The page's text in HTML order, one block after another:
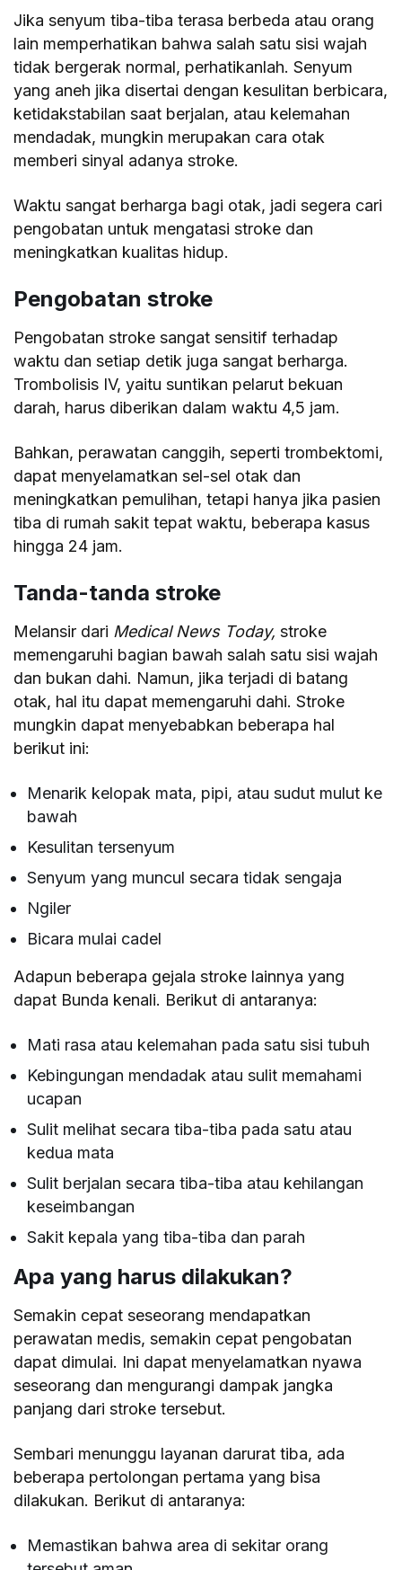
Jika senyum tiba-tiba terasa berbeda atau orang
lain memperhatikan bahwa salah satu sisi wajah
tidak bergerak normal, perhatikanlah. Senyum
yang aneh jika disertai dengan kesulitan berbicara,
ketidakstabilan saat berjalan, atau kelemahan
mendadak, mungkin merupakan cara otak
memberi sinyal adanya stroke.
Waktu sangat berharga bagi otak, jadi segera cari
pengobatan untuk mengatasi stroke dan
meningkatkan kualitas hidup.
Pengobatan stroke
Pengobatan stroke sangat sensitif terhadap
waktu dan setiap detik juga sangat berharga.
Trombolisis IV, yaitu suntikan pelarut bekuan
darah, harus diberikan dalam waktu 4,5 jam.
Bahkan, perawatan canggih, seperti trombektomi,
dapat menyelamatkan sel-sel otak dan
meningkatkan pemulihan, tetapi hanya jika pasien
tiba di rumah sakit tepat waktu, beberapa kasus
hingga 24 jam.
Tanda-tanda stroke
Melansir dari Medical News Today, stroke
memengaruhi bagian bawah salah satu sisi wajah
dan bukan dahi. Namun, jika terjadi di batang
otak, hal itu dapat memengaruhi dahi. Stroke
mungkin dapat menyebabkan beberapa hal
berikut ini:
Menarik kelopak mata, pipi, atau sudut mulut ke
bawah
Kesulitan tersenyum
Senyum yang muncul secara tidak sengaja
Ngiler
Bicara mulai cadel
Adapun beberapa gejala stroke lainnya yang
dapat Bunda kenali. Berikut di antaranya:
Mati rasa atau kelemahan pada satu sisi tubuh
Kebingungan mendadak atau sulit memahami
ucapan
Sulit melihat secara tiba-tiba pada satu atau
kedua mata
Sulit berjalan secara tiba-tiba atau kehilangan
keseimbangan
Sakit kepala yang tiba-tiba dan parah
Apa yang harus dilakukan?
Semakin cepat seseorang mendapatkan
perawatan medis, semakin cepat pengobatan
dapat dimulai. Ini dapat menyelamatkan nyawa
seseorang dan mengurangi dampak jangka
panjang dari stroke tersebut.
Sembari menunggu layanan darurat tiba, ada
beberapa pertolongan pertama yang bisa
dilakukan. Berikut di antaranya:
Memastikan bahwa area di sekitar orang